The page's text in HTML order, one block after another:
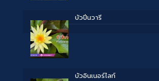
บัวปิ่นวารี
บัวอินเนอร์ไลท์